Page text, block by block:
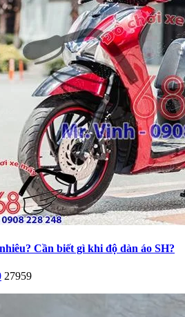
Cần biết gì khi độ dàn áo SH?
27959